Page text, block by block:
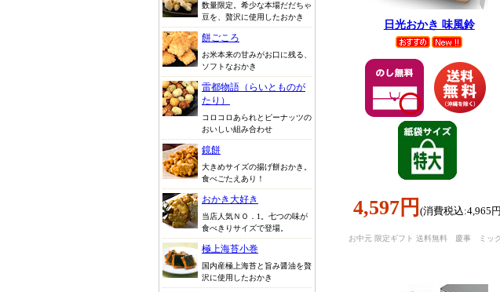
数量限定。希少な本場だだちゃ
豆を、贅沢に使用したおかき
餅ごころ
お米本来の甘みがお口に残る、
ソフトなおかき
雷都物語（らいとものが
たり）
コロコロあられとピーナッツの
おいしい組み合わせ
鏡餅
大きめサイズの揚げ餅おかき。
食べごたえあり！
おかき大好き
当店人気ＮＯ．1。七つの味が
食べきりサイズで登場。
極上海苔小巻
国内産極上海苔と旨み醤油を贅
沢に使用したおかき
日光おかき 味風鈴
4,597円(消費税込:4,965
お中元 限定ギフト 送料無料 慶事 ミッ